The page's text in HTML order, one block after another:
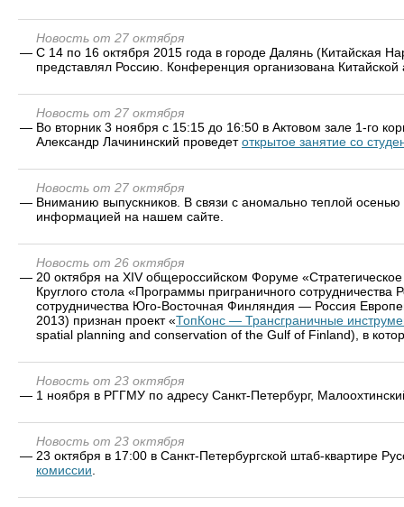
Новость от 27 октября
— С 14 по 16 октября 2015 года в городе Далянь (Китайская
представлял Россию. Конференция организована
Новость от 27 октября
— Во вторник 3 ноября с 15:15 до 16:50 в Актовом зале 1-го
Александр Лачининский проведетоткрытое занятие со
Новость от 27 октября
— Вниманию выпускников. В связи с аномально теплой осенью
информацией на нашем сайте.
Новость от 26 октября
— 20 октября на ХIV общероссийском Форуме
Круглого стола «Программы приграничного
сотрудничества Юго-Восточная Финляндия — Россия
2013) признан проект «ТопКонс — Трансграничные
spatial planning and conservation of the Gulf of Finland), в
Новость от 23 октября
— 1 ноября в РГГМУ по адресу Санкт-Петербург,
Новость от 23 октября
— 23 октября в 17:00 в Санкт-Петербургской штаб-квартире
комиссии